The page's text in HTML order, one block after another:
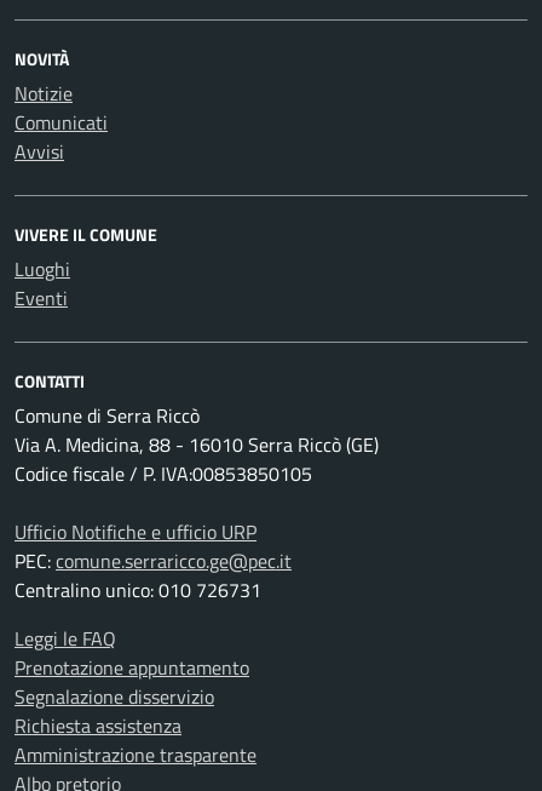
NOVITÀ
Notizie
Comunicati
Avvisi
VIVERE IL COMUNE
Luoghi
Eventi
CONTATTI
Comune di Serra Riccò
Via A. Medicina, 88 - 16010 Serra Riccò (GE)
Codice fiscale / P. IVA:00853850105
Ufficio Notifiche e ufficio URP
PEC:comune.serraricco.ge@pec.it
Centralino unico: 010 726731
Leggi le FAQ
Prenotazione appuntamento
Segnalazione disservizio
Richiesta assistenza
Amministrazione trasparente
Albo pretorio